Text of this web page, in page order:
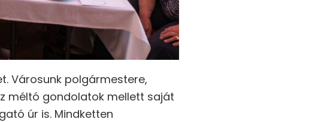
Városunk polgármestere,
méltó gondolatok mellett saját
úr is. Mindketten